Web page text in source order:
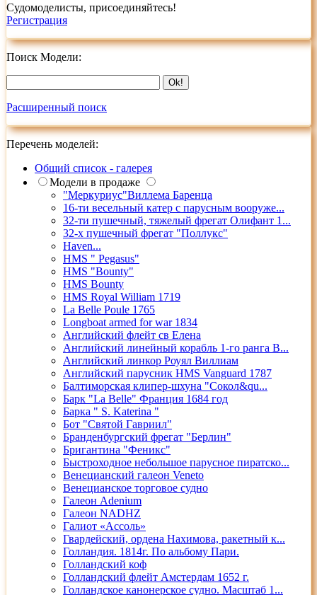
Судомоделисты, присоединяйтесь!
Регистрация
Поиск Модели:
Расширенный поиск
Перечень моделей:
Общий список - галерея
Модели в продаже
"Меркуриус"Виллема Баренца
16-ти весельный катер с парусным вооруже...
32-ти пушечный, тяжелый фрегат Олифант 1...
32-х пушечный фрегат "Поллукс"
Haven...
HMS " Pegasus"
HMS "Bounty"
HMS Bounty
HMS Royal William 1719
La Belle Poule 1765
Longboat armed for war 1834
Английский флейт св Елена
Английский линейный корабль 1-го ранга В...
Английский линкор Роуял Виллиам
Английский парусник HMS Vanguard 1787
Балтиморская клипер-шхуна "Сокол&qu...
Барк "La Belle" Франция 1684 год
Барка " S. Katerina "
Бот "Святой Гавриил"
Бранденбургский фрегат "Берлин"
Бригантина "Феникс"
Быстроходное небольшое парусное пиратско...
Венецианский галеон Veneto
Венецианское торговое судно
Галеон Adenium
Галеон NADHZ
Галиот «Ассоль»
Гвардейский, ордена Нахимова, ракетный к...
Голландия. 1814г. По альбому Пари.
Голландский коф
Голландский флейт Амстердам 1652 г.
Голландское канонерское судно. Масштаб 1...